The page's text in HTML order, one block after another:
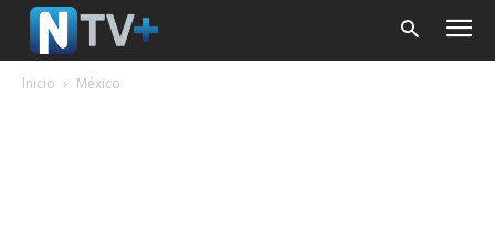
Inicio México